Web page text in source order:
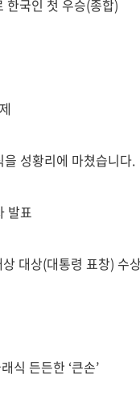
한국인 첫 우승(종합)
성황리에 마쳤습니다.
발표
대상(대통령 표창) 수상
식 든든한 ‘큰손’